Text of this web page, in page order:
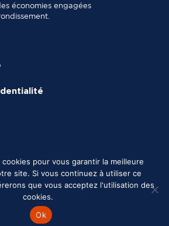
économies engagées
pour vous garantir la meilleure
site. Si vous continuez à utiliser ce
que vous acceptez l'utilisation des
cookies.
Ok